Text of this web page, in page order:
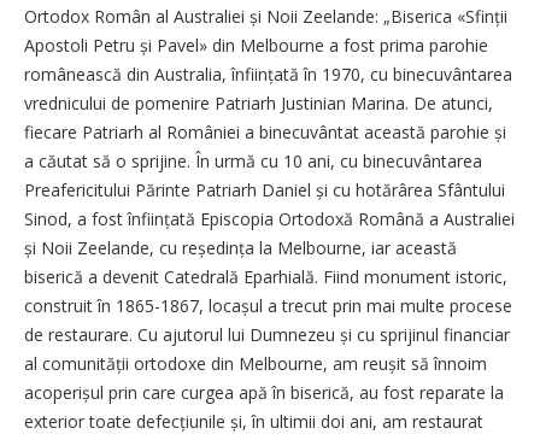
Ortodox Român al Australiei și Noii Zeelande: „Biserica «Sfinții
Apostoli Petru și Pavel» din Melbourne a fost prima parohie
românească din Australia, înființată în 1970, cu binecuvântarea
vrednicului de pomenire Patriarh Justinian Marina. De atunci,
fiecare Patriarh al României a binecuvântat această parohie și
a căutat să o sprijine. În urmă cu 10 ani, cu binecuvântarea
Preafericitului Părinte Patriarh Daniel și cu hotărârea Sfântului
Sinod, a fost înființată Episcopia Ortodoxă Română a Australiei
și Noii Zeelande, cu reședința la Melbourne, iar această
biserică a devenit Catedrală Eparhială. Fiind monument istoric,
construit în 1865-1867, locașul a trecut prin mai multe procese
de restaurare. Cu ajutorul lui Dumnezeu și cu sprijinul financiar
al comunității ortodoxe din Melbourne, am reușit să înnoim
acoperișul prin care curgea apă în biserică, au fost reparate la
exterior toate defecțiunile și, în ultimii doi ani, am restaurat